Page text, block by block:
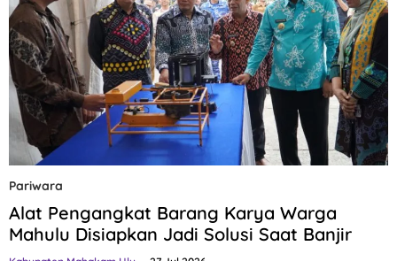
Pariwara
Alat Pengangkat Barang Karya Warga
Mahulu Disiapkan Jadi Solusi Saat Banjir